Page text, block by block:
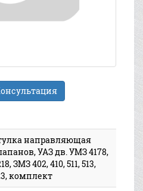
направляющая
УАЗ дв. УМЗ 4178,
ЗМЗ 402, 410, 511, 513,
комплект